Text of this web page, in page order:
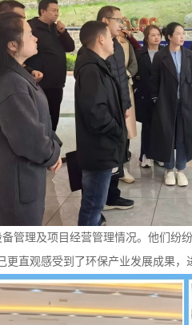
理及项目经营管理情况。他们纷
直观感受到了环保产业发展成果，